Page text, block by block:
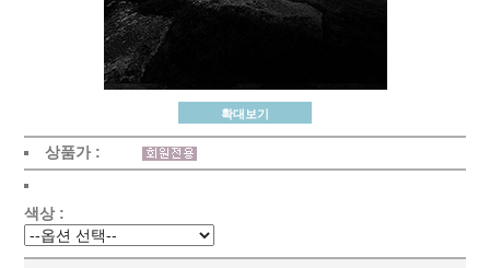
확대보기
상품가 :
색상 :